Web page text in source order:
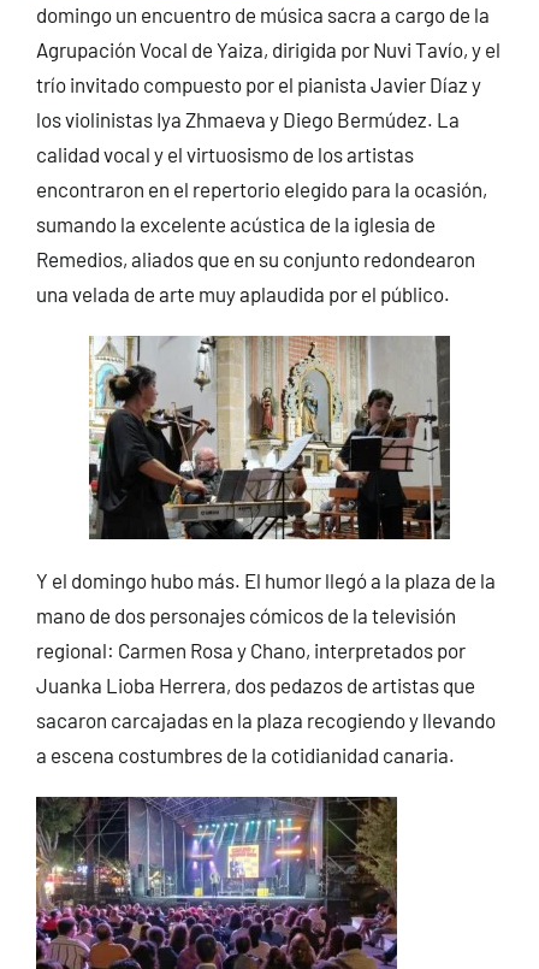
domingo un encuentro de música sacra a cargo de la
Agrupación Vocal de Yaiza, dirigida por Nuvi Tavío, y el
trío invitado compuesto por el pianista Javier Díaz y
los violinistas Iya Zhmaeva y Diego Bermúdez. La
calidad vocal y el virtuosismo de los artistas
encontraron en el repertorio elegido para la ocasión,
sumando la excelente acústica de la iglesia de
Remedios, aliados que en su conjunto redondearon
una velada de arte muy aplaudida por el público.
Y el domingo hubo más. El humor llegó a la plaza de la
mano de dos personajes cómicos de la televisión
regional: Carmen Rosa y Chano, interpretados por
Juanka Lioba Herrera, dos pedazos de artistas que
sacaron carcajadas en la plaza recogiendo y llevando
a escena costumbres de la cotidianidad canaria.